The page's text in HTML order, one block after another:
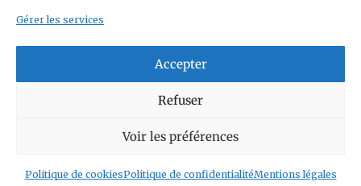
Gérer les services
Accepter
Refuser
Voir les préférences
Politique de cookiesPolitique de confidentialitéMentions légales
© 2026 Figurines Family
Siret n°: 93352208800014
contact@figurinesfamily.com